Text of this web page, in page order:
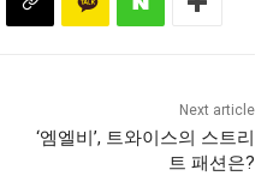
Next article
‘엠엘비’, 트와이스의 스트리
트 패션은?